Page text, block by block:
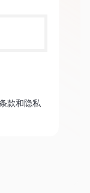
款和隐私